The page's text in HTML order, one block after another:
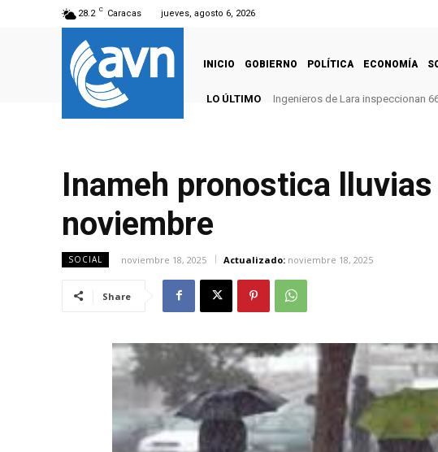
28.2 C Caracas jueves, agosto 6, 2026
INICIO GOBIERNO POLÍTICA ECONOMÍA
LO ÚLTIMO Ingenieros de Lara inspeccionan
Inameh pronostica
noviembre
SOCIAL noviembre 18, 2025 Actualizado: noviembre 18, 2025
Share